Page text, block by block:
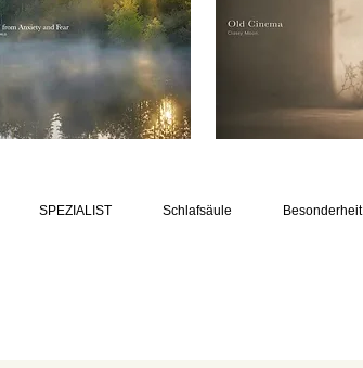
SPEZIALIST Schlafsäule Besonderheit